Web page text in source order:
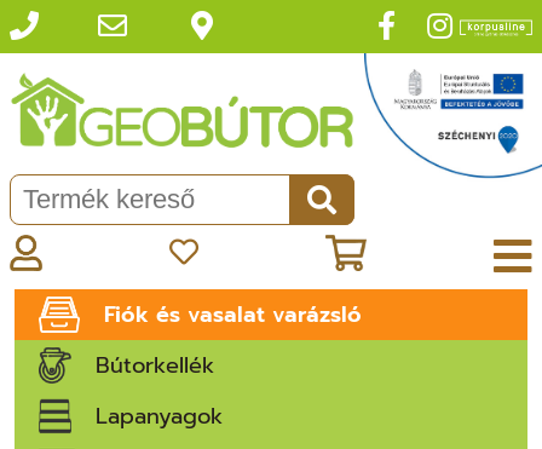
Fiók és vasalat varázsló
Bútorkellék
Lapanyagok